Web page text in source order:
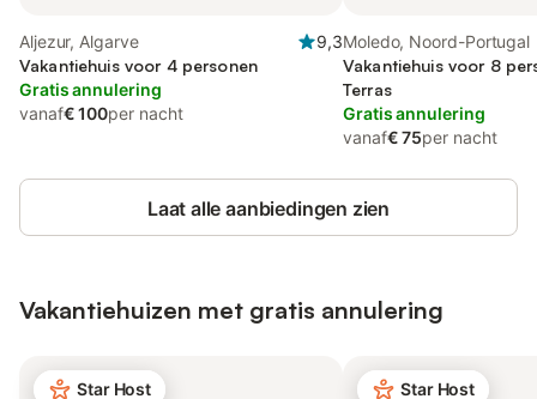
Aljezur, Algarve
9,3
Vakantiehuis voor 4 personen
Gratis annulering
vanaf€ 100per nacht
Moledo, Noord-Portugal
Vakantiehuis voor 8
Terras
Gratis annulering
vanaf€ 75per nacht
Laat alle aanbiedingen zien
Vakantiehuizen met gratis annulering
Star Host Star Host